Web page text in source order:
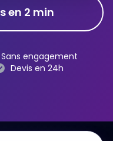
en 2 min
Sans engagement
Devis en 24h